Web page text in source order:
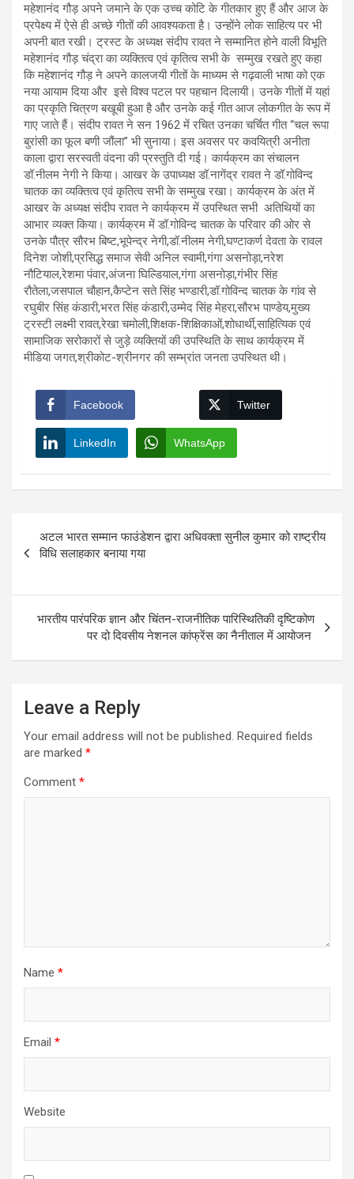
महेशानंद गौड़ अपने जमाने के एक उच्च कोटि के गीतकार हुए हैं और आज के
प्रपेक्ष्य में ऐसे ही अच्छे गीतों की आवश्यकता है। उन्होंने लोक साहित्य पर भी
अपनी बात रखी। ट्रस्ट के अध्यक्ष संदीप रावत ने सम्मानित होने वाली विभूति
महेशानंद गौड़ चंद्रा का व्यक्तित्व एवं कृतित्व सभी के सम्मुख रखते हुए कहा
कि महेशानंद गौड़ ने अपने कालजयी गीतों के माध्यम से गढ़वाली भाषा को एक
नया आयाम दिया और इसे विश्व पटल पर पहचान दिलायी। उनके गीतों में यहां
का प्रकृति चित्रण बखूबी हुआ है और उनके कई गीत आज लोकगीत के रूप में
गाए जाते हैं। संदीप रावत ने सन 1962 में रचित उनका चर्चित गीत “चल रूपा
बुरांसी का फूल बणी जौंला” भी सुनाया। इस अवसर पर कवयित्री अनीता
काला द्वारा सरस्वती वंदना की प्रस्तुति दी गई। कार्यक्रम का संचालन
डॉ.नीलम नेगी ने किया। आखर के उपाध्यक्ष डॉ.नागेंद्र रावत ने डॉ.गोविन्द
चातक का व्यक्तित्व एवं कृतित्व सभी के सम्मुख रखा। कार्यक्रम के अंत में
आखर के अध्यक्ष संदीप रावत ने कार्यक्रम में उपस्थित सभी अतिथियों का
आभार व्यक्त किया। कार्यक्रम में डॉ.गोविन्द चातक के परिवार की ओर से
उनके पौत्र सौरभ बिष्ट,भूपेन्द्र नेगी,डॉ.नीलम नेगी,घण्टाकर्ण देवता के रावल
दिनेश जोशी,प्रसिद्ध समाज सेवी अनिल स्वामी,गंगा असनोड़ा,नरेश
नौटियाल,रेशमा पंवार,अंजना घिल्डियाल,गंगा असनोड़ा,गंभीर सिंह
रौतेला,जसपाल चौहान,कैप्टेन सते सिंह भण्डारी,डॉ.गोविन्द चातक के गांव से
रघुबीर सिंह कंडारी,भरत सिंह कंडारी,उम्मेद सिंह मेहरा,सौरभ पाण्डेय,मुख्य
ट्रस्टी लक्ष्मी रावत,रेखा चमोली,शिक्षक-शिक्षिकाओं,शोधार्थी,साहित्यिक एवं
सामाजिक सरोकारों से जुड़े व्यक्तियों की उपस्थिति के साथ कार्यक्रम में
मीडिया जगत,श्रीकोट-श्रीनगर की सम्भ्रांत जनता उपस्थित थी।
Facebook Twitter
LinkedIn WhatsApp
navigation
अटल भारत सम्मान फाउंडेशन द्वारा अधिवक्ता सुनील कुमार को राष्ट्रीय
विधि सलाहकार बनाया गया
भारतीय पारंपरिक ज्ञान और चिंतन-राजनीतिक पारिस्थितिकी दृष्टिकोण
पर दो दिवसीय नेशनल कांफ्रेंस का नैनीताल में आयोजन
Leave a Reply
Your email address will not be published. Required fields
are marked *
Comment *
Name *
Email *
Website